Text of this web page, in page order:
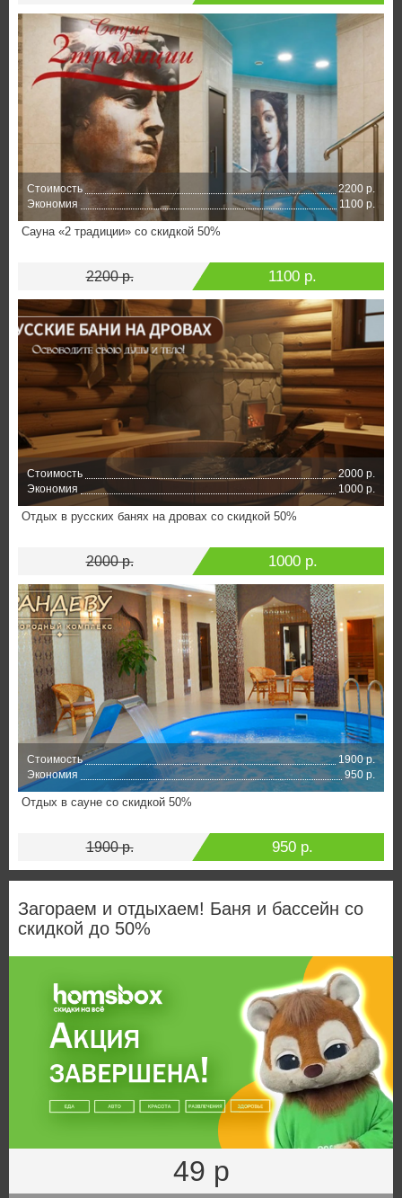
Стоимость
2200 р.
Экономия
1100 р.
Сауна «2 традиции» со скидкой 50%
2200 р. 1100 р.
Стоимость
2000 р.
Экономия
1000 р.
Отдых в русских банях на дровах со скидкой 50%
2000 р. 1000 р.
Стоимость
1900 р.
Экономия
950 р.
Отдых в сауне со скидкой 50%
1900 р. 950 р.
Загораем и отдыхаем! Баня и бассейн со
скидкой до 50%
49 р